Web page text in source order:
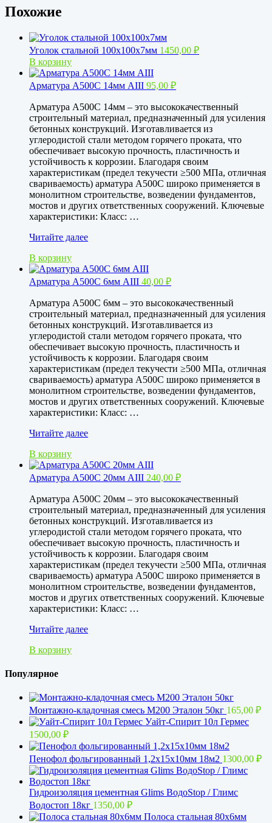
Похожие
Уголок стальной 100х100х7мм 1450,00 ₽
В корзину
Арматура А500С 14мм АIII 95,00 ₽
Арматура А500С 14мм – это высококачественный
строительный материал, предназначенный для усиления
бетонных конструкций. Изготавливается из
углеродистой стали методом горячего проката, что
обеспечивает высокую прочность, пластичность и
устойчивость к коррозии. Благодаря своим
характеристикам (предел текучести ≥500 МПа, отличная
свариваемость) арматура А500С широко применяется в
монолитном строительстве, возведении фундаментов,
мостов и других ответственных сооружений. Ключевые
характеристики: Класс: …
Арматура
14мм
АIII
Читайте далее
В корзину
Арматура А500С 6мм АIII 40,00 ₽
Арматура А500С 6мм – это высококачественный
строительный материал, предназначенный для усиления
бетонных конструкций. Изготавливается из
углеродистой стали методом горячего проката, что
обеспечивает высокую прочность, пластичность и
устойчивость к коррозии. Благодаря своим
характеристикам (предел текучести ≥500 МПа, отличная
свариваемость) арматура А500С широко применяется в
монолитном строительстве, возведении фундаментов,
мостов и других ответственных сооружений. Ключевые
характеристики: Класс: …
Арматура
6мм
АIII
Читайте далее
В корзину
Арматура А500С 20мм АIII 240,00 ₽
Арматура А500С 20мм – это высококачественный
строительный материал, предназначенный для усиления
бетонных конструкций. Изготавливается из
углеродистой стали методом горячего проката, что
обеспечивает высокую прочность, пластичность и
устойчивость к коррозии. Благодаря своим
характеристикам (предел текучести ≥500 МПа, отличная
свариваемость) арматура А500С широко применяется в
монолитном строительстве, возведении фундаментов,
мостов и других ответственных сооружений. Ключевые
характеристики: Класс: …
Арматура
20мм
Читайте далее
В корзину
Популярное
Монтажно-кладочная смесь М200 Эталон 50кг 165,00 ₽
Уайт-Спирит 10л Гермес
1500,00 ₽
Пенофол фольгированный 1,2x15х10мм 18м2 1300,00 ₽
Гидроизоляция цементная Glims BoдoStop / Глимс
Водостоп 18кг 1350,00 ₽
Полоса стальная 80х6мм